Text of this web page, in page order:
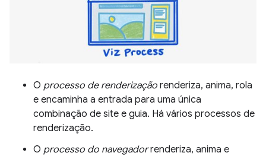
O processo de renderização renderiza, anima, rola
e encaminha a entrada para uma única
combinação de site e guia. Há vários processos de
renderização.
O processo do navegadorrenderiza, anima e